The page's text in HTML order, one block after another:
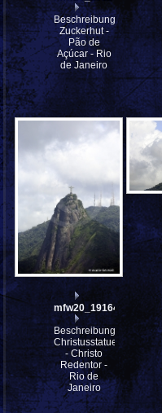
Beschreibung:
Zuckerhut -
Pão de
Açúcar - Rio
de Janeiro
mfw20_191648
Beschreibung:
Christusstatue
- Christo
Redentor -
Rio de
Janeiro